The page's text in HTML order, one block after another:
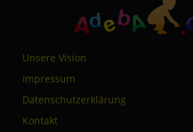
Unsere Vision
Impressum
Datenschutzerklärung
Kontakt